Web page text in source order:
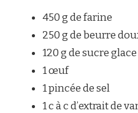
450 g de farine
250 g de beurre
120 g de sucre glace
1 œuf
1 pincée de sel
1 c à c d’extrait de